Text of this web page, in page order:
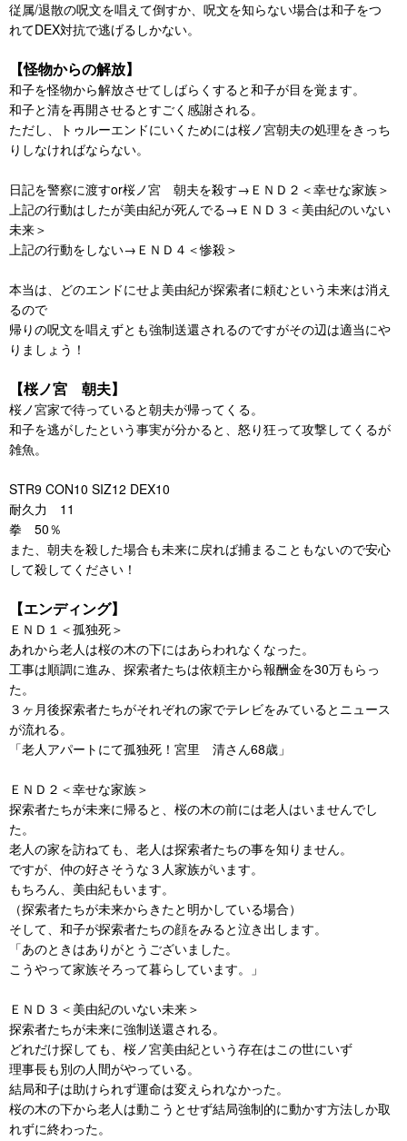
従属/退散の呪文を唱えて倒すか、呪文を知らない場合は和子をつ
れてDEX対抗で逃げるしかない。
【怪物からの解放】
和子を怪物から解放させてしばらくすると和子が目を覚ます。
和子と清を再開させるとすごく感謝される。
ただし、トゥルーエンドにいくためには桜ノ宮朝夫の処理をきっち
りしなければならない。
日記を警察に渡すor桜ノ宮 朝夫を殺す→ＥＮＤ２＜幸せな家族＞
上記の行動はしたが美由紀が死んでる→ＥＮＤ３＜美由紀のいない
未来＞
上記の行動をしない→ＥＮＤ４＜惨殺＞
本当は、どのエンドにせよ美由紀が探索者に頼むという未来は消え
るので
帰りの呪文を唱えずとも強制送還されるのですがその辺は適当にや
りましょう！
【桜ノ宮 朝夫】
桜ノ宮家で待っていると朝夫が帰ってくる。
和子を逃がしたという事実が分かると、怒り狂って攻撃してくるが
雑魚。
STR9 CON10 SIZ12 DEX10
耐久力 11
拳 50％
また、朝夫を殺した場合も未来に戻れば捕まることもないので安心
して殺してください！
【エンディング】
ＥＮＤ１＜孤独死＞
あれから老人は桜の木の下にはあらわれなくなった。
工事は順調に進み、探索者たちは依頼主から報酬金を30万もらっ
た。
３ヶ月後探索者たちがそれぞれの家でテレビをみているとニュース
が流れる。
「老人アパートにて孤独死！宮里 清さん68歳」
ＥＮＤ２＜幸せな家族＞
探索者たちが未来に帰ると、桜の木の前には老人はいませんでし
た。
老人の家を訪ねても、老人は探索者たちの事を知りません。
ですが、仲の好さそうな３人家族がいます。
もちろん、美由紀もいます。
（探索者たちが未来からきたと明かしている場合）
そして、和子が探索者たちの顔をみると泣き出します。
「あのときはありがとうございました。
こうやって家族そろって暮らしています。」
ＥＮＤ３＜美由紀のいない未来＞
探索者たちが未来に強制送還される。
どれだけ探しても、桜ノ宮美由紀という存在はこの世にいず
理事長も別の人間がやっている。
結局和子は助けられず運命は変えられなかった。
桜の木の下から老人は動こうとせず結局強制的に動かす方法しか取
れずに終わった。